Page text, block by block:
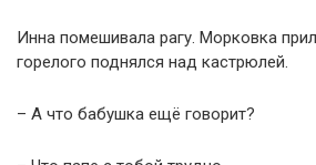
Инна помешивала рагу. Морковка
горелого поднялся над кастрюлей.
– А что бабушка ещё говорит?